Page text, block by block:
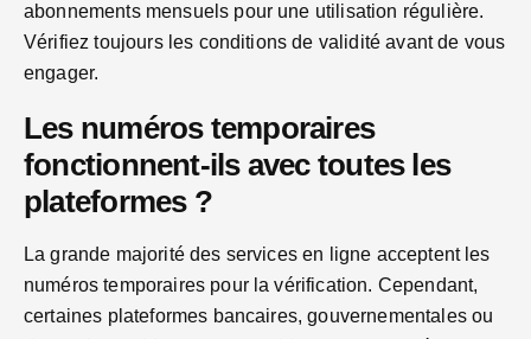
abonnements mensuels pour une utilisation régulière.
Vérifiez toujours les conditions de validité avant de vous
engager.
Les numéros temporaires
fonctionnent-ils avec toutes les
plateformes ?
La grande majorité des services en ligne acceptent les
numéros temporaires pour la vérification. Cependant,
certaines plateformes bancaires, gouvernementales ou